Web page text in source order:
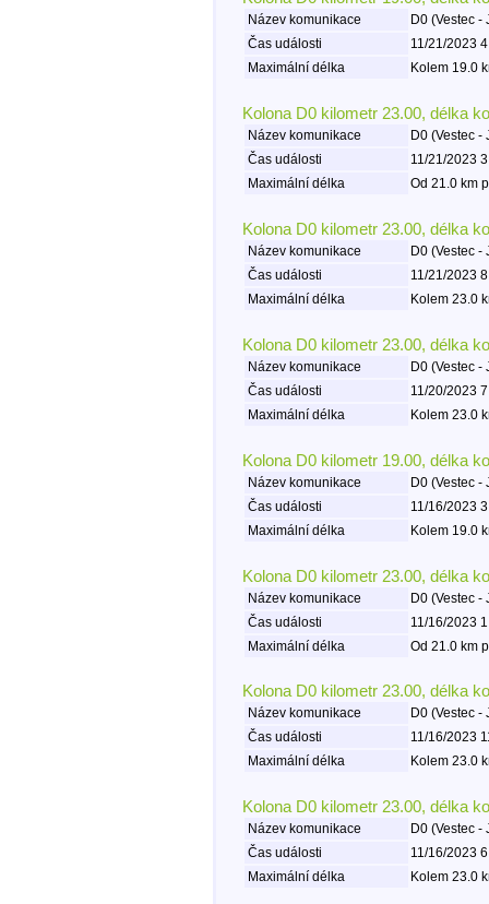
Název komunikace
D0 (Vestec -
Čas události
11/21/2023
Maximální délka
Kolem 19.0
Kolona D0 kilometr 23.00, délka
Název komunikace
D0 (Vestec -
Čas události
11/21/2023
Maximální délka
Od 21.0 km
Kolona D0 kilometr 23.00, délka
Název komunikace
D0 (Vestec -
Čas události
11/21/2023
Maximální délka
Kolem 23.0
Kolona D0 kilometr 23.00, délka
Název komunikace
D0 (Vestec -
Čas události
11/20/2023
Maximální délka
Kolem 23.0
Kolona D0 kilometr 19.00, délka
Název komunikace
D0 (Vestec -
Čas události
11/16/2023
Maximální délka
Kolem 19.0
Kolona D0 kilometr 23.00, délka
Název komunikace
D0 (Vestec -
Čas události
11/16/2023
Maximální délka
Od 21.0 km
Kolona D0 kilometr 23.00, délka
Název komunikace
D0 (Vestec -
Čas události
11/16/2023
Maximální délka
Kolem 23.0
Kolona D0 kilometr 23.00, délka
Název komunikace
D0 (Vestec -
Čas události
11/16/2023
Maximální délka
Kolem 23.0